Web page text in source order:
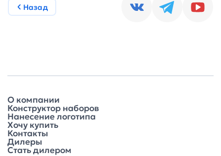
Назад
О компании
Конструктор наборов
Нанесение логотипа
Хочу купить
Контакты
Дилеры
Стать дилером